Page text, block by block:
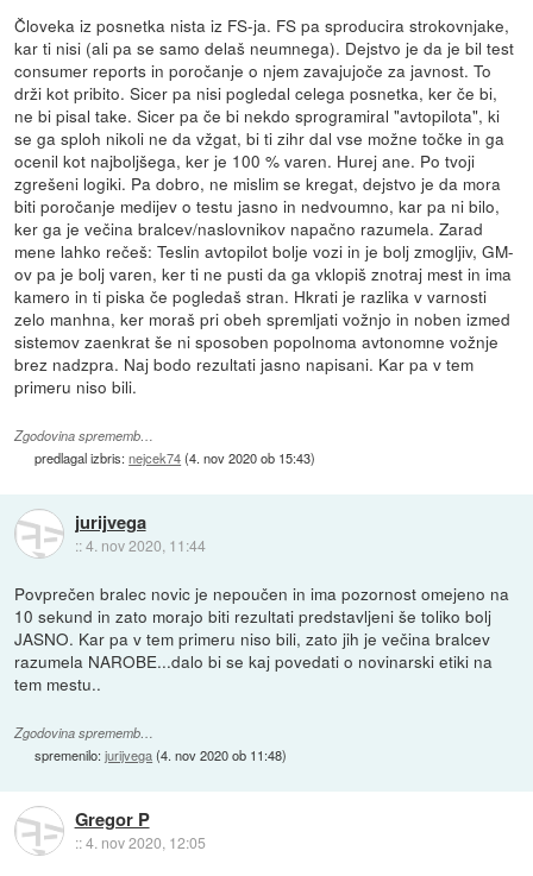
Človeka iz posnetka nista iz FS-ja. FS pa sproducira strokovnjake,
kar ti nisi (ali pa se samo delaš neumnega). Dejstvo je da je bil test
consumer reports in poročanje o njem zavajujoče za javnost. To
drži kot pribito. Sicer pa nisi pogledal celega posnetka, ker če bi,
ne bi pisal take. Sicer pa če bi nekdo sprogramiral "avtopilota", ki
se ga sploh nikoli ne da vžgat, bi ti zihr dal vse možne točke in ga
ocenil kot najboljšega, ker je 100 % varen. Hurej ane. Po tvoji
zgrešeni logiki. Pa dobro, ne mislim se kregat, dejstvo je da mora
biti poročanje medijev o testu jasno in nedvoumno, kar pa ni bilo,
ker ga je večina bralcev/naslovnikov napačno razumela. Zarad
mene lahko rečeš: Teslin avtopilot bolje vozi in je bolj zmogljiv, GM-
ov pa je bolj varen, ker ti ne pusti da ga vklopiš znotraj mest in ima
kamero in ti piska če pogledaš stran. Hkrati je razlika v varnosti
zelo manhna, ker moraš pri obeh spremljati vožnjo in noben izmed
sistemov zaenkrat še ni sposoben popolnoma avtonomne vožnje
brez nadzpra. Naj bodo rezultati jasno napisani. Kar pa v tem
primeru niso bili.
Zgodovina sprememb…
predlagal izbris:nejcek74(4. nov 2020 ob 15:43)
jurijvega
::4. nov 2020, 11:44
Povprečen bralec novic je nepoučen in ima pozornost omejeno na
10 sekund in zato morajo biti rezultati predstavljeni še toliko bolj
JASNO. Kar pa v tem primeru niso bili, zato jih je večina bralcev
razumela NAROBE...dalo bi se kaj povedati o novinarski etiki na
tem mestu..
Zgodovina sprememb…
spremenilo:jurijvega(4. nov 2020 ob 11:48)
Gregor P
::4. nov 2020, 12:05